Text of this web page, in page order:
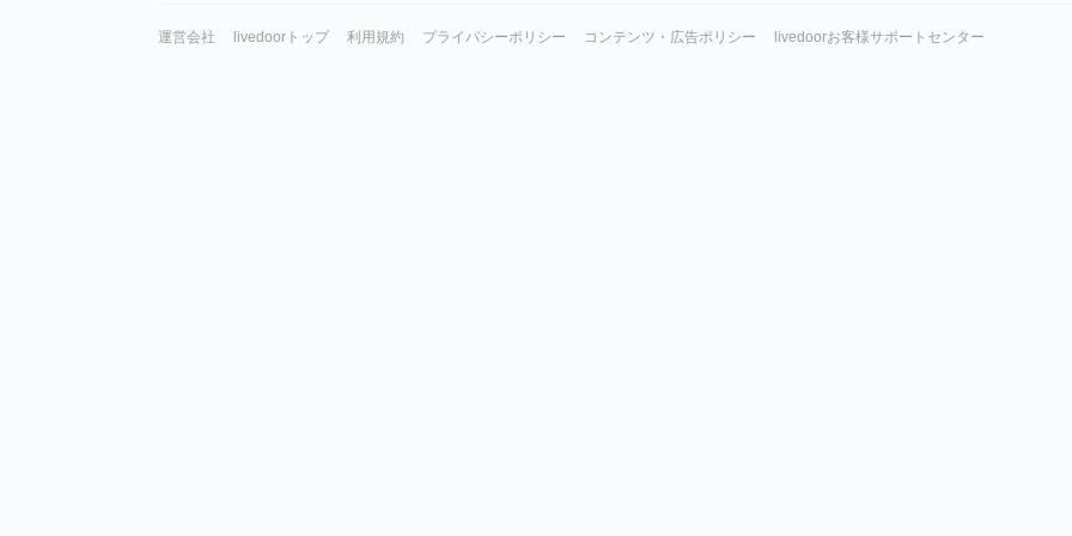
運営会社 livedoorトップ 利用規約 プライバシーポリシー コンテンツ・広告ポリシー livedoorお客様サポートセンター